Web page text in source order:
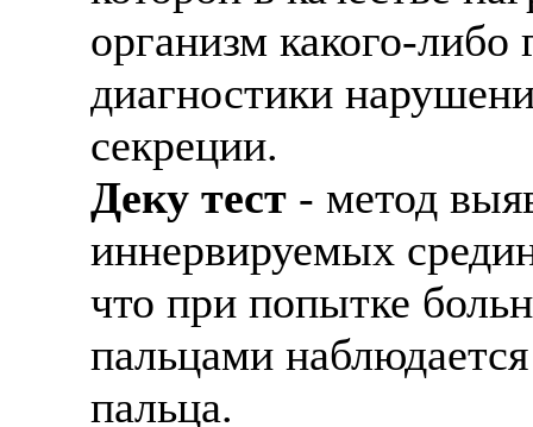
организм какого-либо
диагностики
секреции.
Деку тест - метод
иннервируемых
что при попытке
пальцами
пальца.